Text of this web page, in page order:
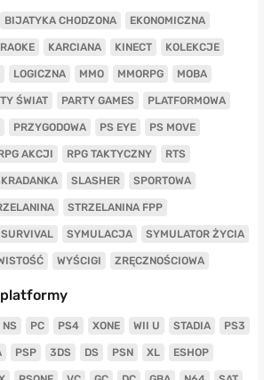
BIJATYKA CHODZONA EKONOMICZNA
KARCIANA KINECT KOLEKCJE
LOGICZNA MMO MMORPG MOBA
ŚWIAT PARTY GAMES PLATFORMOWA
PRZYGODOWA PS EYE PS MOVE
AKCJI RPG TAKTYCZNY RTS
SLASHER SPORTOWA
STRZELANINA FPP
SURVIVAL SYMULACJA SYMULATOR ŻYCIA
WYŚCIGI ZRĘCZNOŚCIOWA
NS PC PS4 XONE WII U STADIA PS3
PSP 3DS DS PSN XL ESHOP